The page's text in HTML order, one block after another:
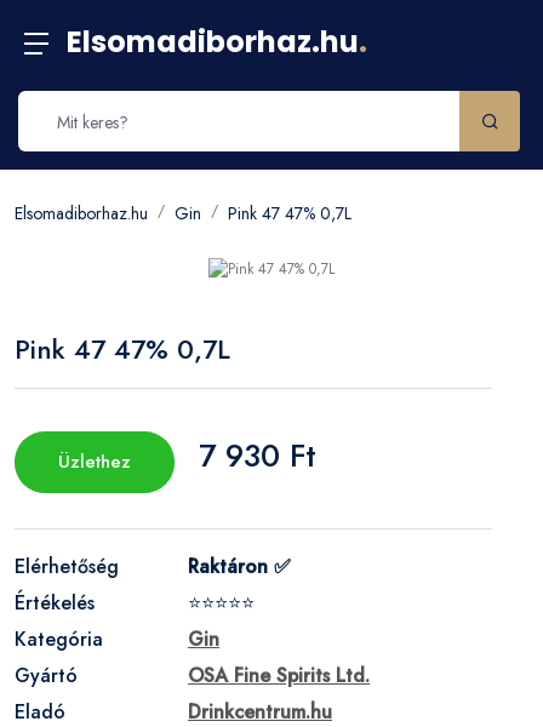
Elsomadiborhaz.hu.
Elsomadiborhaz.hu Gin Pink 47 47% 0,7L
Pink 47 47% 0,7L
Üzlethez 7 930 Ft
Elérhetőség
Raktáron ✅
Értékelés
⭐⭐⭐⭐⭐
Kategória
Gin
Gyártó
OSA Fine Spirits Ltd.
Eladó
Drinkcentrum.hu